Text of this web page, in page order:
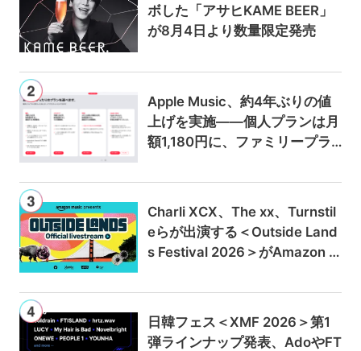
ボした「アサヒKAME BEER」
が8月4日より数量限定発売
Apple Music、約4年ぶりの値
上げを実施——個人プランは月
額1,180円に、ファミリープラ
Charli XCX、The xx、Turnstil
eらが出演する＜Outside Land
s Festival 2026＞がAmazon M
ブ配信
日韓フェス＜XMF 2026＞第1
弾ラインナップ発表、AdoやFT